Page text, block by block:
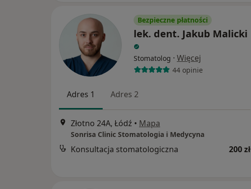
Bezpieczne płatności
lek. dent. Jakub Malicki
Stomatolog · Więcej
44 opinie
Adres 1 Adres 2
Złotno 24A, Łódź • Mapa
Sonrisa Clinic Stomatologia i Medycyna
Konsultacja stomatologiczna 200 zł